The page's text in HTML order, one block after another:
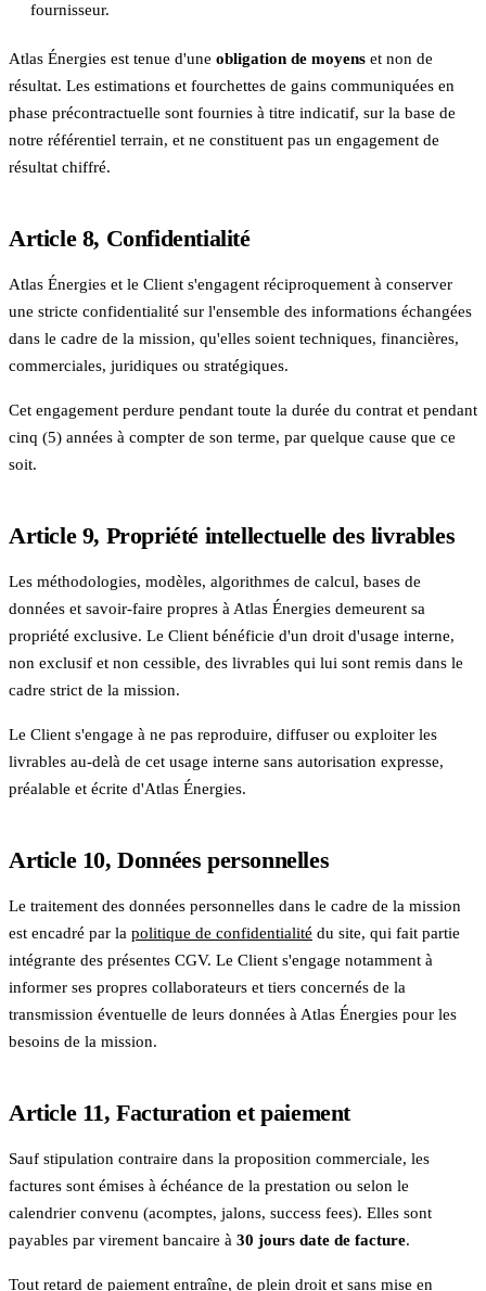
fournisseur.
Atlas Énergies est tenue d'une obligation de moyens et non de
résultat. Les estimations et fourchettes de gains communiquées en
phase précontractuelle sont fournies à titre indicatif, sur la base de
notre référentiel terrain, et ne constituent pas un engagement de
résultat chiffré.
Article 8, Confidentialité
Atlas Énergies et le Client s'engagent réciproquement à conserver
une stricte confidentialité sur l'ensemble des informations échangées
dans le cadre de la mission, qu'elles soient techniques, financières,
commerciales, juridiques ou stratégiques.
Cet engagement perdure pendant toute la durée du contrat et pendant
cinq (5) années à compter de son terme, par quelque cause que ce
soit.
Article 9, Propriété intellectuelle des livrables
Les méthodologies, modèles, algorithmes de calcul, bases de
données et savoir-faire propres à Atlas Énergies demeurent sa
propriété exclusive. Le Client bénéficie d'un droit d'usage interne,
non exclusif et non cessible, des livrables qui lui sont remis dans le
cadre strict de la mission.
Le Client s'engage à ne pas reproduire, diffuser ou exploiter les
livrables au-delà de cet usage interne sans autorisation expresse,
préalable et écrite d'Atlas Énergies.
Article 10, Données personnelles
Le traitement des données personnelles dans le cadre de la mission
est encadré par la politique de confidentialité du site, qui fait partie
intégrante des présentes CGV. Le Client s'engage notamment à
informer ses propres collaborateurs et tiers concernés de la
transmission éventuelle de leurs données à Atlas Énergies pour les
besoins de la mission.
Article 11, Facturation et paiement
Sauf stipulation contraire dans la proposition commerciale, les
factures sont émises à échéance de la prestation ou selon le
calendrier convenu (acomptes, jalons, success fees). Elles sont
payables par virement bancaire à 30 jours date de facture.
Tout retard de paiement entraîne, de plein droit et sans mise en